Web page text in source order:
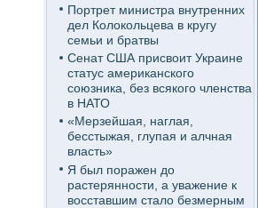
Портрет министра внутренних
дел Колокольцева в кругу
семьи и братвы
Сенат США присвоит Украине
статус американского
союзника, без всякого членства
в НАТО
«Мерзейшая, наглая,
бесстыжая, глупая и алчная
власть»
Я был поражен до
растерянности, а уважение к
восставшим стало безмерным